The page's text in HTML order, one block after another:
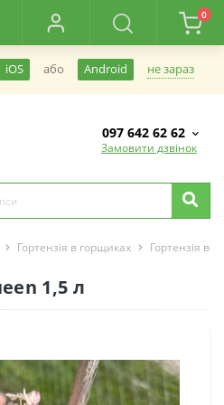
0
iOS або Android не зараз
097 642 62 62
Замовити дзвінок
Гортензія в горщиках Гортензія
1,5 л